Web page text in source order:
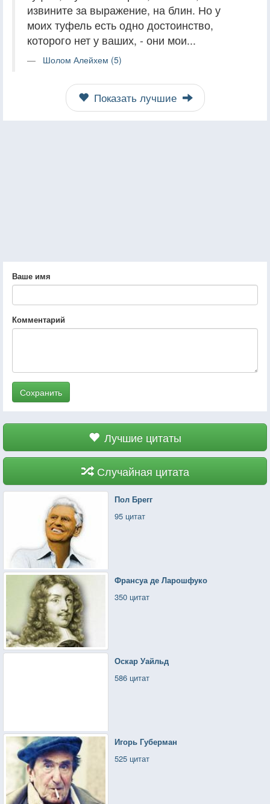
извините за выражение, на блин. Но у
моих туфель есть одно достоинство,
которого нет у ваших, - они мои...
Шолом Алейхем (5)
Показать лучшие
Ваше имя
Комментарий
Сохранить
Лучшие цитаты
Случайная цитата
Пол Брегг
95 цитат
Франсуа де Ларошфуко
350 цитат
Оскар Уайльд
586 цитат
Игорь Губерман
525 цитат